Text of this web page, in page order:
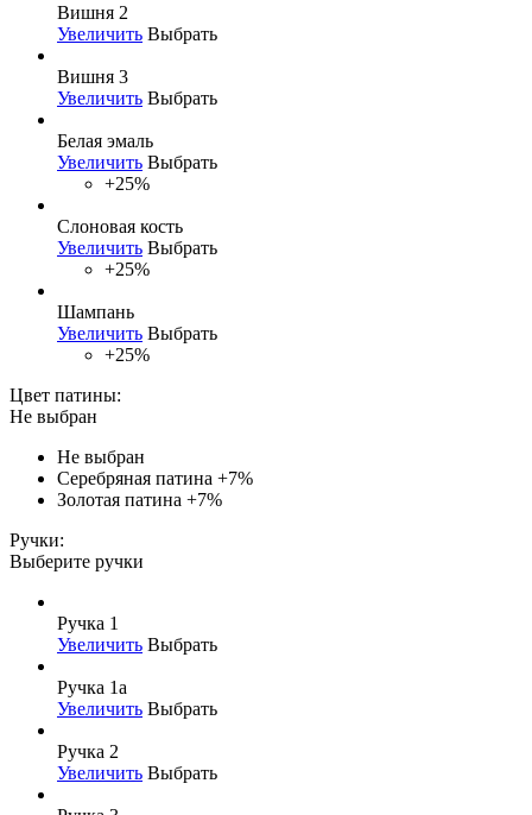
Вишня 2
Увеличить Выбрать
Вишня 3
Увеличить Выбрать
Белая эмаль
Увеличить Выбрать
+25%
Слоновая кость
Увеличить Выбрать
+25%
Шампань
Увеличить Выбрать
+25%
Цвет патины:
Не выбран
Не выбран
Серебряная патина +7%
Золотая патина +7%
Ручки:
Выберите ручки
Ручка 1
Увеличить Выбрать
Ручка 1а
Увеличить Выбрать
Ручка 2
Увеличить Выбрать